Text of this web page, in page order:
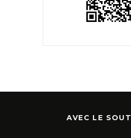
AVEC LE